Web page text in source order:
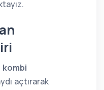
kombi
açtırarak